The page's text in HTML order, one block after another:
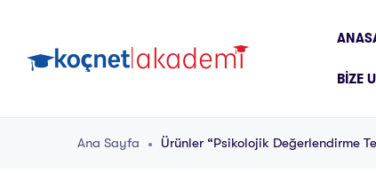
BIZE
Ana Sayfa Ürünler “Psikolojik Değerlendirme